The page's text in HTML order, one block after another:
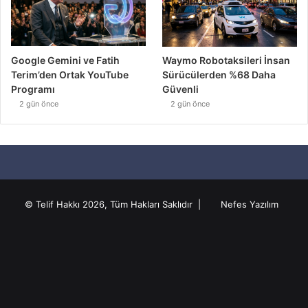
Google Gemini ve Fatih
Terim’den Ortak YouTube
Programı
2 gün önce
Waymo Robotaksileri İnsan
Sürücülerden %68 Daha
Güvenli
2 gün önce
© Telif Hakkı 2026, Tüm Hakları Saklıdır | Nefes Yazılım